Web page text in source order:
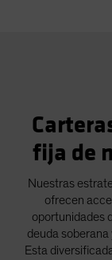
fija de
Nuestras
ofrecen
oportunidades
deuda
Esta